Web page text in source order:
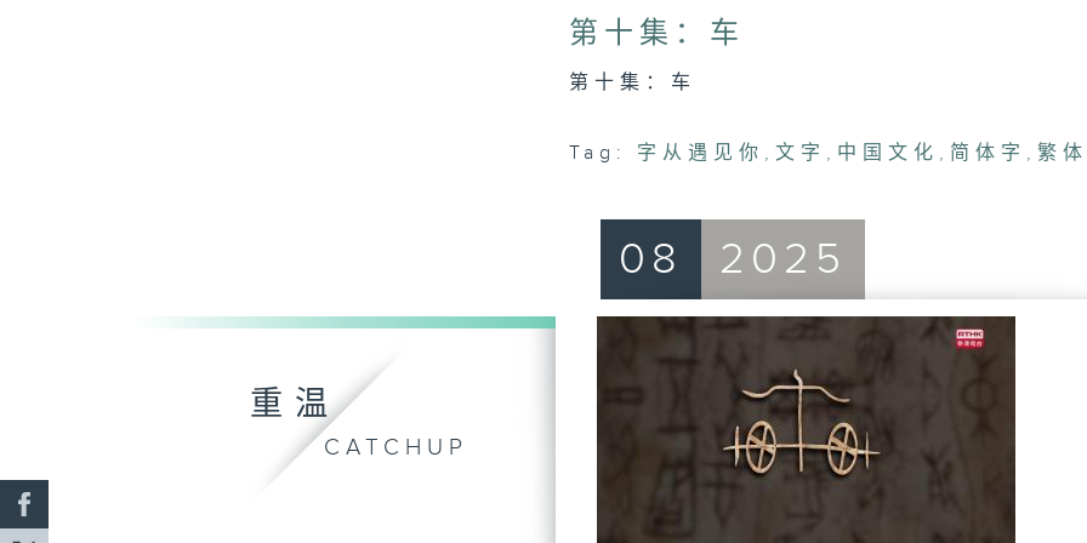
第十集：车
第十集：车
Tag: 字从遇见你 , 文字 , 中国文化 , 简体字 , 繁
重温
CATCHUP
08 2025